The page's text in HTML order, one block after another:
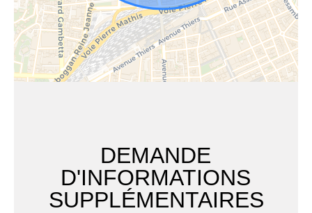
DEMANDE
D'INFORMATIONS
SUPPLÉMENTAIRES